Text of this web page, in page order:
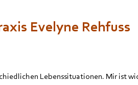
Evelyne Rehfuss
Lebenssituationen. Mir ist